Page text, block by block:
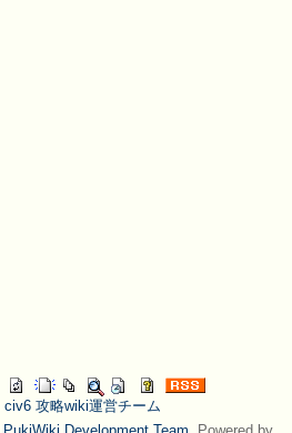
civ6 攻略wiki運営チーム